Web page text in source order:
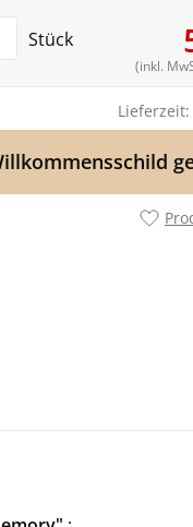
Stück
(inkl.
Lieferzeit: